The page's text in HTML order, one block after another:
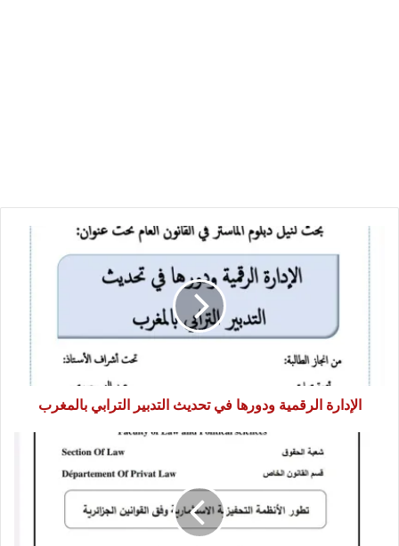
الإدارة
الرقمية
ودورها
التدبير
الترابي
بالمغرب
الإدارة الرقمية ودورها في تحديث التدبير الترابي بالمغرب